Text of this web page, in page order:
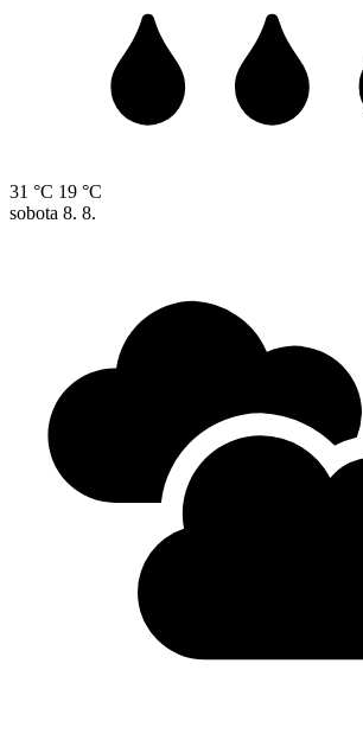
31 °C 19 °C
sobota 8. 8.